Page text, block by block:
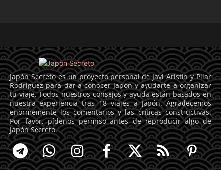
Japón Secreto es un proyecto personal de Javi Aristín y Pilar
Rodríguez para dar a conocer Japón y ayudarte a organizar
tu viaje. Todos nuestros consejos y ayuda están basados en
nuestra experiencia tras 18 viajes a Japón. Agradecemos
enormemente los comentarios y las críticas constructivas.
Por favor, pídenos permiso antes de reproducir algo de
Japón Secreto.